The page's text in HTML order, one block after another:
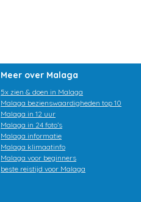
Meer over Malaga
5x zien & doen in Malaga
Malaga bezienswaardigheden top 10
Malaga in 12 uur
Malaga in 24 foto’s
Malaga informatie
Malaga klimaatinfo
Malaga voor beginners
beste reistijd voor Malaga